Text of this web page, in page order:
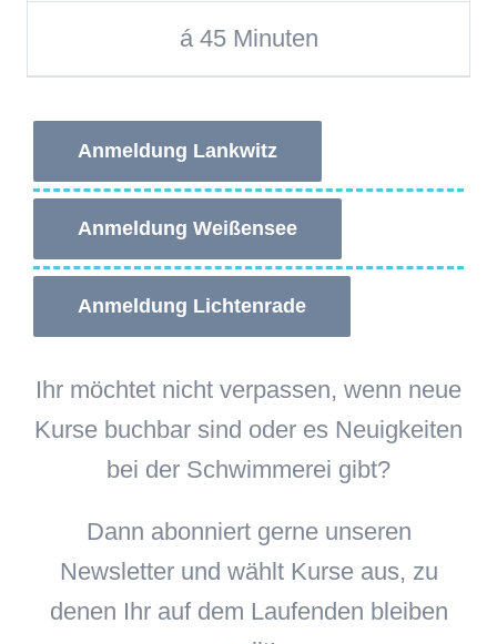
á 45 Minuten
Anmeldung Lankwitz
Anmeldung Weißensee
Anmeldung Lichtenrade
Ihr möchtet nicht verpassen, wenn neue
Kurse buchbar sind oder es Neuigkeiten
bei der Schwimmerei gibt?
Dann abonniert gerne unseren
Newsletter und wählt Kurse aus, zu
denen Ihr auf dem Laufenden bleiben